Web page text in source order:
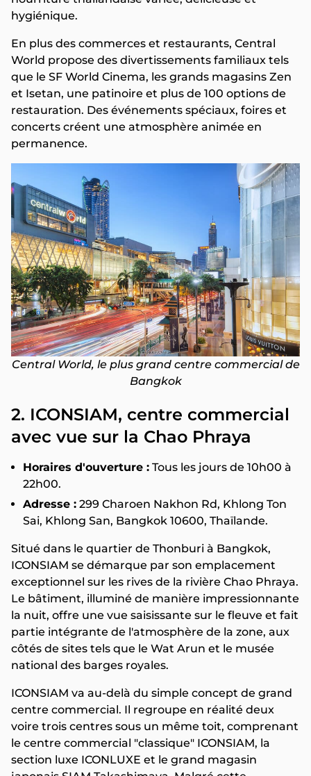
hygiénique.
En plus des commerces et restaurants, Central
World propose des divertissements familiaux tels
que le SF World Cinema, les grands magasins Zen
et Isetan, une patinoire et plus de 100 options de
restauration. Des événements spéciaux, foires et
concerts créent une atmosphère animée en
permanence.
Central World, le plus grand centre commercial de
Bangkok
2. ICONSIAM, centre commercial
avec vue sur la Chao Phraya
Horaires d'ouverture : Tous les jours de 10h00 à
22h00.
Adresse : 299 Charoen Nakhon Rd, Khlong Ton
Sai, Khlong San, Bangkok 10600, Thaïlande.
Situé dans le quartier de Thonburi à Bangkok,
ICONSIAM se démarque par son emplacement
exceptionnel sur les rives de la rivière Chao Phraya.
Le bâtiment, illuminé de manière impressionnante
la nuit, offre une vue saisissante sur le fleuve et fait
partie intégrante de l'atmosphère de la zone, aux
côtés de sites tels que le Wat Arun et le musée
national des barges royales.
ICONSIAM va au-delà du simple concept de grand
centre commercial. Il regroupe en réalité deux
voire trois centres sous un même toit, comprenant
le centre commercial "classique" ICONSIAM, la
section luxe ICONLUXE et le grand magasin